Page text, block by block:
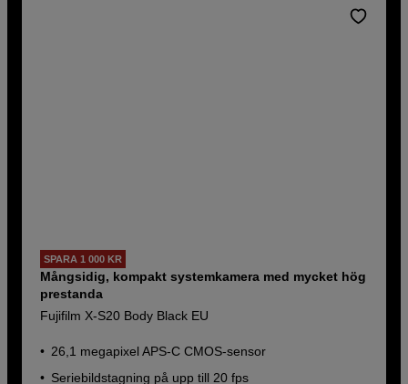
SPARA 1 000 KR
Mångsidig, kompakt systemkamera med mycket hög
prestanda
Fujifilm X-S20 Body Black EU
26,1 megapixel APS-C CMOS-sensor
Seriebildstagning på upp till 20 fps